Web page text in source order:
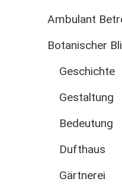
Ambulant
Botanischer
Geschichte
Gestaltung
Bedeutung
Dufthaus
Gärtnerei